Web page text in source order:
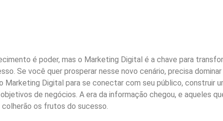
é poder, mas o Marketing Digital é a chave para
Se você quer prosperar nesse novo cenário, precisa dominar
Digital para se conectar com seu público, construir
de negócios. A era da informação chegou, e aqueles
os frutos do sucesso.